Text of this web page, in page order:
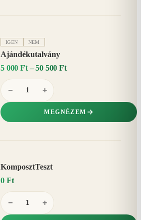
IGEN NEM
Ajándékutalvány
5 000 Ft – 50 500 Ft
− +
MEGNÉZEM
KomposztTeszt
0 Ft
− +